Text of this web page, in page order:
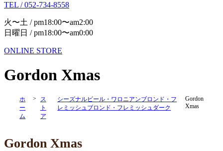
TEL / 052-734-8558
火〜土 / pm18:00〜am2:00
日曜日 / pm18:00〜am0:00
ONLINE STORE
Gordon Xmas
ホ
ー
ム
>
ス
ト
ア
シーズナルビール・ワロニアンブロンド・フ
レミッシュブロンド・フレミッシュダーク
Gordon
Xmas
Gordon Xmas